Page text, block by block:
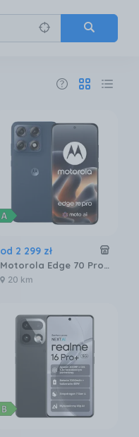
od 2 299 zł
Motorola Edge 70 Pro 8/256GB Granatowy
20 km